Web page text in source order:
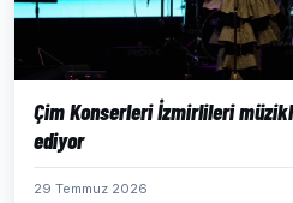
Çim Konserleri İzmirlileri
ediyor
29 Temmuz 2026